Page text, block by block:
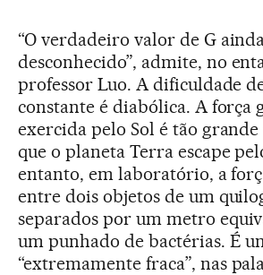
“O verdadeiro valor de G
desconhecido”, admite, no
professor Luo. A dificuldade
constante é diabólica. A força
exercida pelo Sol é tão
que o planeta Terra escape
entanto, em laboratório, a
entre dois objetos de um
separados por um metro
um punhado de bactérias. É
“extremamente fraca”, nas